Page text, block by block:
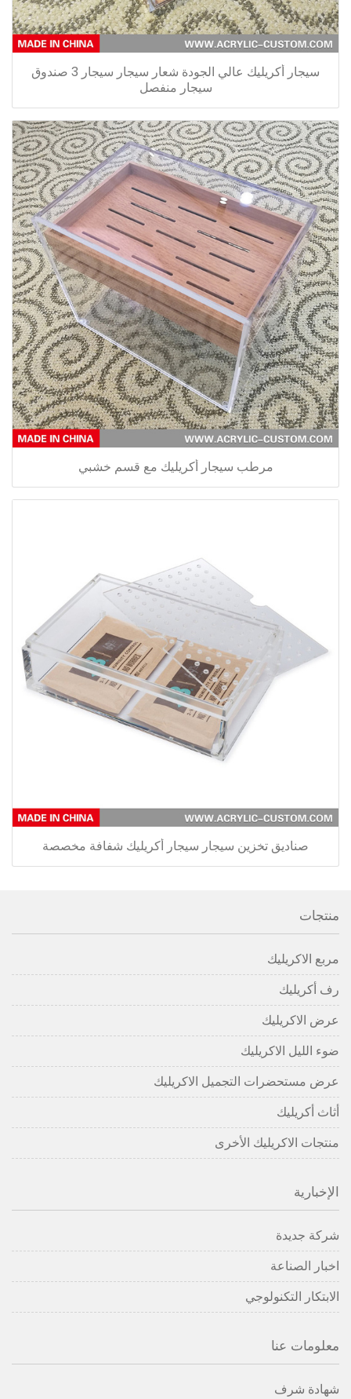
سيجار أكريليك عالي الجودة شعار سيجار سيجار 3 صندوق
سيجار منفصل
مرطب سيجار أكريليك مع قسم خشبي
صناديق تخزين سيجار سيجار أكريليك شفافة مخصصة
منتجات
مربع الاكريليك
رف أكريليك
عرض الاكريليك
ضوء الليل الاكريليك
عرض مستحضرات التجميل الاكريليك
أثاث أكريليك
منتجات الاكريليك الأخرى
الإخبارية
شركة جديدة
اخبار الصناعة
الابتكار التكنولوجي
معلومات عنا
شهادة شرف